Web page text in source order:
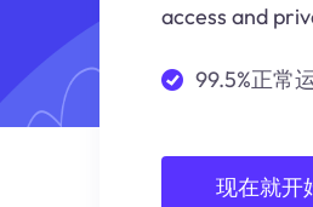
access and
99.5%正常
现在就开